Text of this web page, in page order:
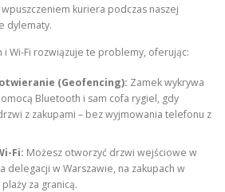
kuriera podczas naszej
dylematy.
Wi-Fi rozwiązuje te problemy, oferując:
(Geofencing): Zamek wykrywa
Bluetooth i sam cofa rygiel, gdy
z zakupami – bez wyjmowania telefonu z
Fi: Możesz otworzyć drzwi wejściowe w
delegacji w Warszawie, na zakupach w
za granicą.